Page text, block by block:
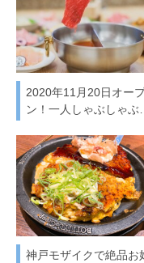
2020年11月20日オー
ン！一人しゃぶしゃぶ…
神戸モザイクで絶品お